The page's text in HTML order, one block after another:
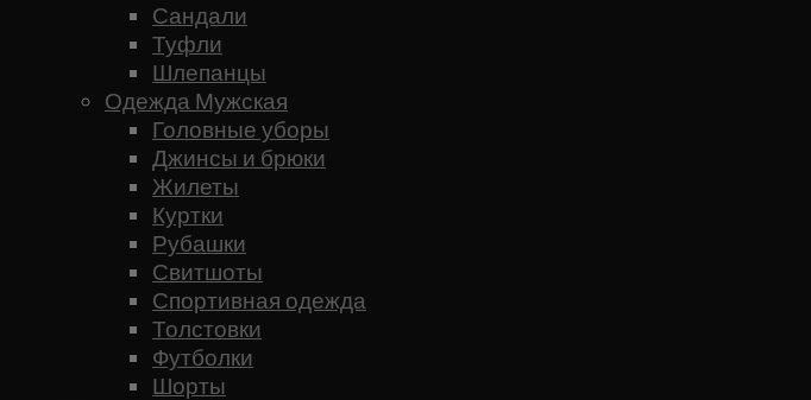
Сандали
Туфли
Шлепанцы
Одежда Мужская
Головные уборы
Джинсы и брюки
Жилеты
Куртки
Рубашки
Свитшоты
Спортивная одежда
Толстовки
Футболки
Шорты